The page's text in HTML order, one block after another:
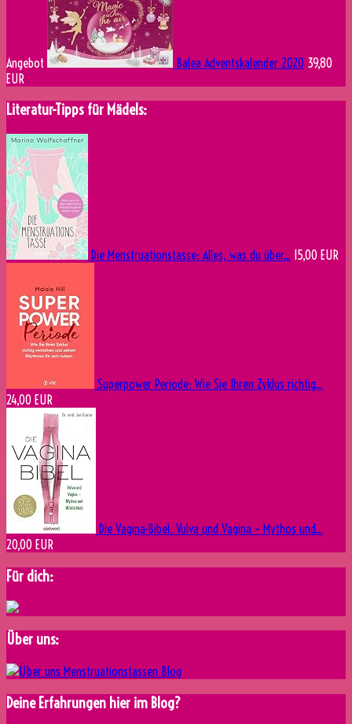
Angebot Balea Adventskalender 2020 39,80
EUR
Literatur-Tipps für Mädels:
Die Menstruationstasse: Alles, was du über... 15,00 EUR
Superpower Periode: Wie Sie Ihren Zyklus richtig...
24,00 EUR
Die Vagina-Bibel. Vulva und Vagina – Mythos und...
20,00 EUR
Für dich:
Über uns:
Deine Erfahrungen hier im Blog?